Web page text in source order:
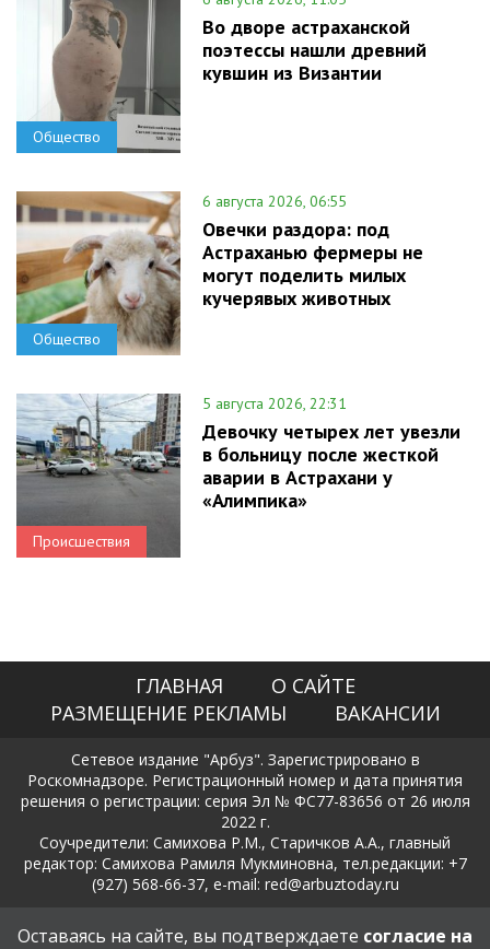
Общество
Во дворе астраханской
поэтессы нашли древний
кувшин из Византии
Общество
6 августа 2026, 06:55
Овечки раздора: под
Астраханью фермеры не
могут поделить милых
кучерявых животных
Происшествия
5 августа 2026, 22:31
Девочку четырех лет увезли
в больницу после жесткой
аварии в Астрахани у
«Алимпика»
ГЛАВНАЯ
О САЙТЕ
РАЗМЕЩЕНИЕ РЕКЛАМЫ
ВАКАНСИИ
Сетевое издание "Арбуз". Зарегистрировано в
Роскомнадзоре. Регистрационный номер и дата принятия
решения о регистрации: серия Эл № ФС77-83656 от 26 июля
2022 г.
Соучредители: Самихова Р.М., Старичков А.А., главный
редактор: Самихова Рамиля Мукминовна, тел.редакции: +7
(927) 568-66-37, e-mail: red@arbuztoday.ru
Политика в отношении обработки и защиты персональных
Оставаясь на сайте, вы подтверждаете согласие на